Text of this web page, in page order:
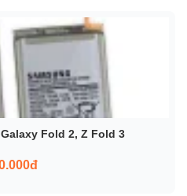
Fold 2, Z Fold 3